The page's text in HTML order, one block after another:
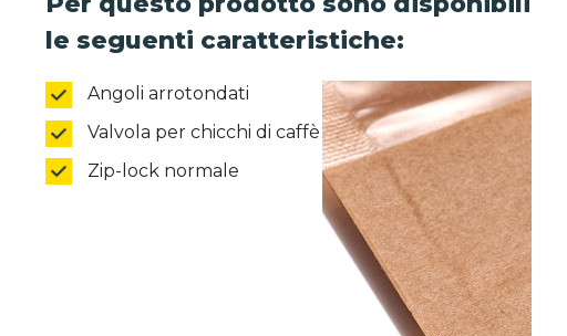
le seguenti caratteristiche:
Angoli arrotondati
Valvola per chicchi di caffè
Zip-lock normale